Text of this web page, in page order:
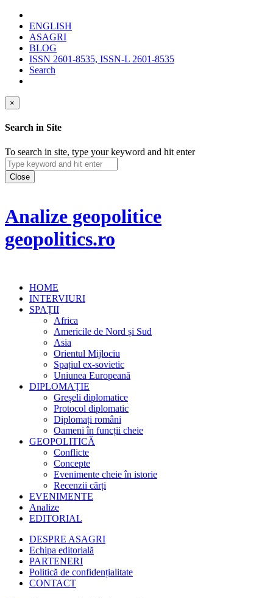
ENGLISH
ASAGRI
BLOG
ISSN 2601-8535, ISSN-L 2601-8535
Search
×
Search in Site
To search in site, type your keyword and hit enter
Close
Analize geopolitice
geopolitics.ro
HOME
INTERVIURI
SPAȚII
Africa
Americile de Nord și Sud
Asia
Orientul Mijlociu
Spațiul ex-sovietic
Uniunea Europeană
DIPLOMAȚIE
Greșeli diplomatice
Protocol diplomatic
Diplomați români
Oameni în funcții cheie
GEOPOLITICĂ
Conflicte
Concepte
Evenimente cheie în istorie
Recenzii cărți
EVENIMENTE
Analize
EDITORIAL
DESPRE ASAGRI
Echipa editorială
PARTENERI
Politică de confidențialitate
CONTACT